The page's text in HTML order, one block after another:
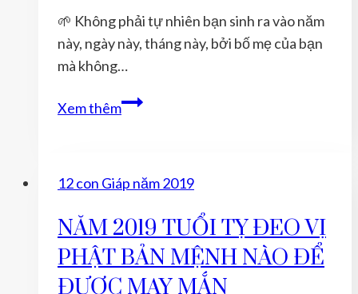
ĐỂ
ĐƯỢC
MAY
🌱 Không phải tự nhiên bạn sinh ra vào năm
này, ngày này, tháng này, bởi bố mẹ của bạn
mà không…
Xem thêmTUỔI
ĐEO
PHẬT
BẢN
MỆNH
12 con Giáp năm 2019
NĂM 2019 TUỔI TỴ ĐEO VỊ
PHẬT BẢN MỆNH NÀO ĐỂ
ĐƯỢC MAY MẮN